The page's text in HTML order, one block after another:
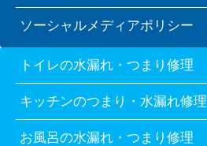
ソーシャルメディアポリシー
トイレの水漏れ・つまり修理
キッチンのつまり・水漏れ修理
お風呂の水漏れ・つまり修理